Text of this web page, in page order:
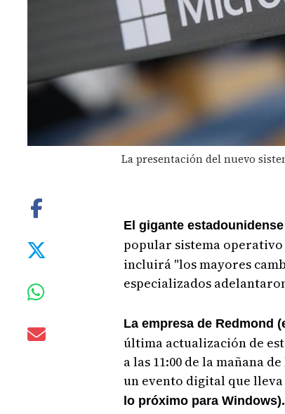
La presentación del nuevo
El gigante
popular sistema
incluirá "los mayores
especializados
La empresa de Redmond
última actualización de
a las 11:00 de la mañana
un evento digital que
lo próximo para Windows).